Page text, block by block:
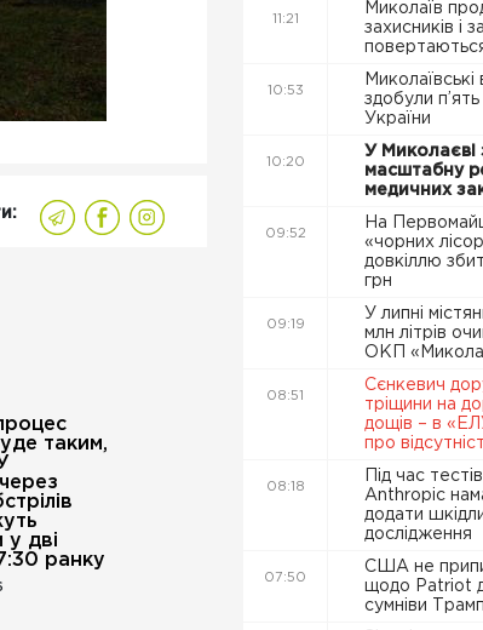
таким,
дві
ранку
11:21
Миколаїв
захисників і
10:53
здобули
України
10:20
У Миколаєві
масштабну
медичних
09:52
На
«чорних
довкіллю
грн
09:19
У липні
млн літрів
ОКП
08:51
Сєнкевич
тріщини на
дощів – в
про
08:18
Під час
Anthropic
додати
дослідження
07:50
США не
щодо Patriot
сумніви